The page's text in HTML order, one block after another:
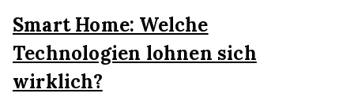
Smart Home: Welche
Technologien lohnen sich
wirklich?